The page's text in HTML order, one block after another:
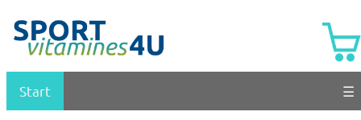
Start ☰